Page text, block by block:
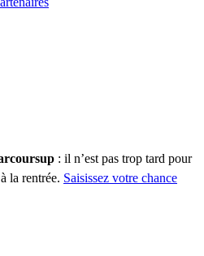
: il n’est pas trop tard pour
la rentrée. Saisissez votre chance